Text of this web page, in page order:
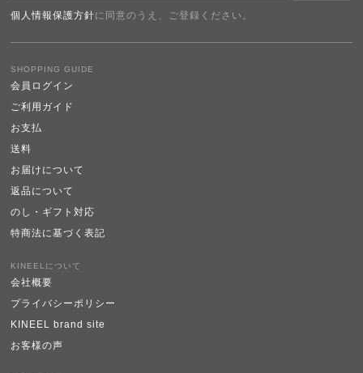
SHOPPING GUIDE
会員ログイン
ご利用ガイド
お支払
送料
お届けについて
返品について
のし・ギフト対応
特商法に基づく表記
KINEELについて
会社概要
プライバシーポリシー
KINEEL brand site
お客様の声
個人情報保護方針に同意のうえ、ご登録ください。